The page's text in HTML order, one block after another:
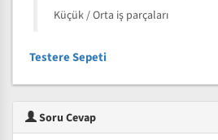
Küçük / Orta iş parçaları
Testere Sepeti
Soru Cevap